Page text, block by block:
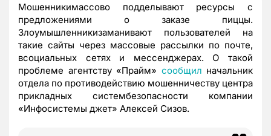
Мошенникимассово подделывают ресурсы с
предложениями о заказе пиццы.
Злоумышленникизаманивают пользователей на
такие сайты через массовые рассылки по почте,
всоциальных сетях и мессенджерах. О такой
проблеме агентству «Прайм» сообщил начальник
отдела по противодействию мошенничеству центра
прикладных систембезопасности компании
«Инфосистемы джет» Алексей Сизов.